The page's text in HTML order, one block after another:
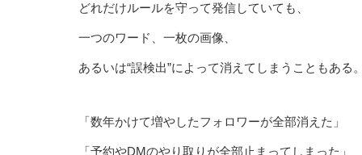
どれだけルールを守って発信していても、
一つのワード、一枚の画像、
あるいは“誤検出”によって消えてしまうこともある。
「数年かけて増やしたフォロワーが全部消えた」
「予約やDMのやり取りが全部止まってしまった」